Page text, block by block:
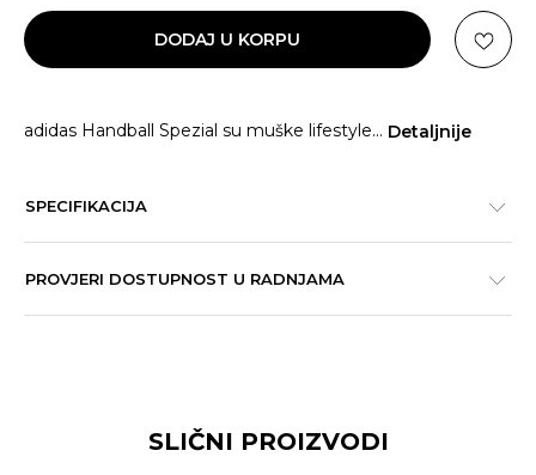
DODAJ U KORPU
adidas Handball Spezial su muške lifestyle... Detaljnije
SPECIFIKACIJA
PROVJERI DOSTUPNOST U RADNJAMA
SLIČNI PROIZVODI